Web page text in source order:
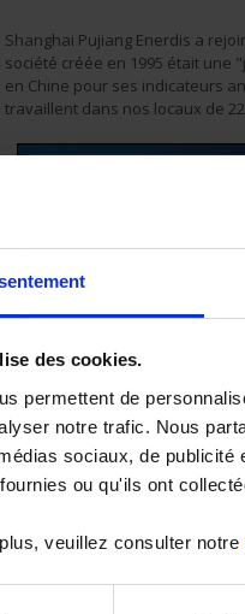
des cookies.
permettent de
notre trafic. Nous
sociaux, de
ou qu'ils ont
veuillez consulter notre
Shanghai Pujiang Enerdis a
société créée en 1995 était une
en Chine pour ses indicateurs
travaillent dans nos locaux de
Nous assurons le montage
analogiques classiques et des
tels que les contrôleurs, les